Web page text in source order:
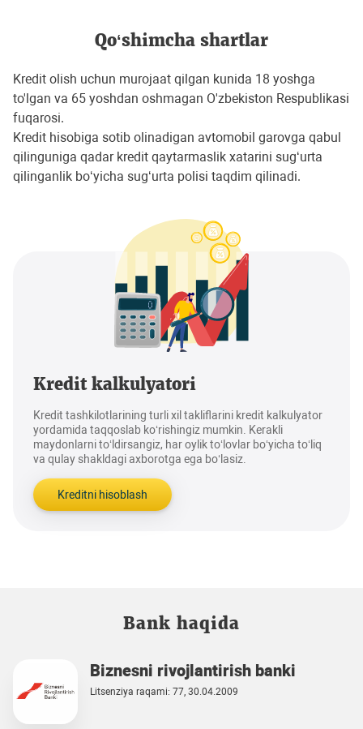
Qo‘shimcha shartlar
Kredit olish uchun murojaat qilgan kunida 18 yoshga
to'lgan va 65 yoshdan oshmagan O'zbekiston Respublikasi
fuqarosi.
Kredit hisobiga sotib olinadigan avtomobil garovga qabul
qilinguniga qadar kredit qaytarmaslik xatarini sugʻurta
qilinganlik boʻyicha sugʻurta polisi taqdim qilinadi.
Kredit kalkulyatori
Kredit tashkilotlarining turli xil takliflarini kredit kalkulyator
yordamida taqqoslab ko‘rishingiz mumkin. Kerakli
maydonlarni to‘ldirsangiz, har oylik to‘lovlar bo‘yicha to‘liq
va qulay shakldagi axborotga ega bo‘lasiz.
Kreditni hisoblash
Bank haqida
Biznesni rivojlantirish banki
Litsenziya raqami: 77, 30.04.2009